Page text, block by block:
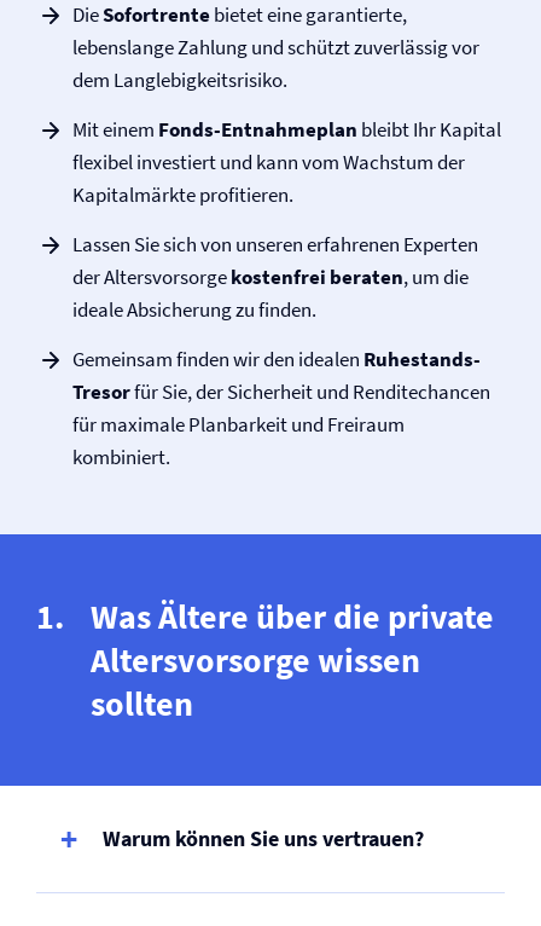
DieSofortrentebietet eine garantierte,
lebenslange Zahlung und schützt zuverlässig vor
dem Langlebigkeitsrisiko.
Mit einem Fonds-Entnahmeplan bleibt Ihr Kapital
flexibel investiert und kann vom Wachstum der
Kapitalmärkte profitieren.
Lassen Sie sich von unseren erfahrenen Experten
der Altersvorsorgekostenfrei beraten, um die
ideale Absicherung zu finden.
Gemeinsam finden wir den idealen Ruhestands-
Tresorfür Sie, der Sicherheit und Renditechancen
für maximale Planbarkeit und Freiraum
kombiniert.
Was Ältere über die private
Altersvorsorge wissen
sollten
Warum können Sie uns vertrauen?